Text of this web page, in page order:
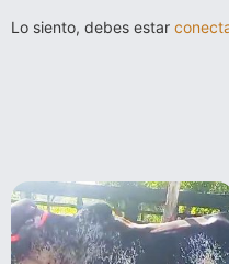
Lo siento, debes estar